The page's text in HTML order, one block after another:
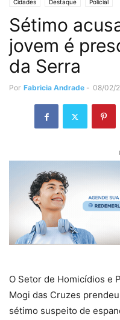
Cidades Destaque Policial
Sétimo
jovem é
da Serra
Por Fabricia Andrade - 08/02/
O Setor de Homicídios e
Mogi das Cruzes
sétimo suspeito de